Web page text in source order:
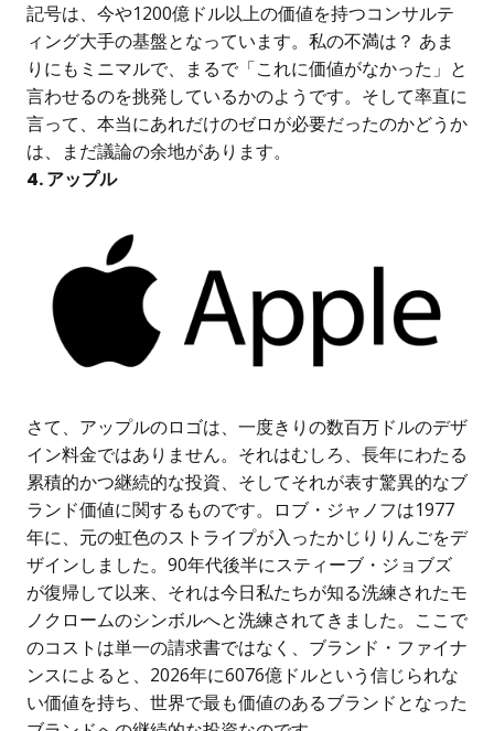
記号は、今や1200億ドル以上の価値を持つコンサルテ
ィング大手の基盤となっています。私の不満は？ あま
りにもミニマルで、まるで「これに価値がなかった」と
言わせるのを挑発しているかのようです。そして率直に
言って、本当にあれだけのゼロが必要だったのかどうか
は、まだ議論の余地があります。
4. アップル
さて、アップルのロゴは、一度きりの数百万ドルのデザ
イン料金ではありません。それはむしろ、長年にわたる
累積的かつ継続的な投資、そしてそれが表す驚異的なブ
ランド価値に関するものです。ロブ・ジャノフは1977
年に、元の虹色のストライプが入ったかじりりんごをデ
ザインしました。90年代後半にスティーブ・ジョブズ
が復帰して以来、それは今日私たちが知る洗練されたモ
ノクロームのシンボルへと洗練されてきました。ここで
のコストは単一の請求書ではなく、ブランド・ファイナ
ンスによると、2026年に6076億ドルという信じられな
い価値を持ち、世界で最も価値のあるブランドとなった